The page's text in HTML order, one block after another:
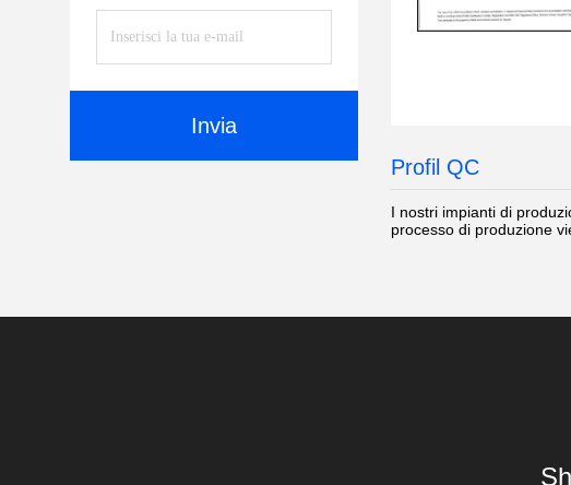
Invia
Profil QC
I nostri impianti di
processo di produzione